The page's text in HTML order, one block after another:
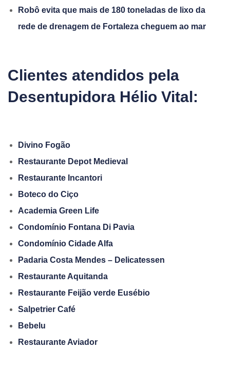
Robô evita que mais de 180 toneladas de lixo da
rede de drenagem de Fortaleza cheguem ao mar
Clientes atendidos pela
Desentupidora Hélio Vital:
Divino Fogão
Restaurante Depot Medieval
Restaurante Incantori
Boteco do Ciço
Academia Green Life
Condomínio Fontana Di Pavia
Condomínio Cidade Alfa
Padaria Costa Mendes – Delicatessen
Restaurante Aquitanda
Restaurante Feijão verde Eusébio
Salpetrier Café
Bebelu
Restaurante Aviador